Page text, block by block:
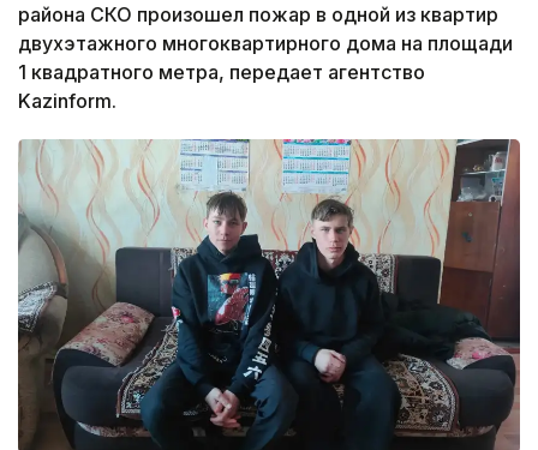
района СКО произошел пожар в одной из квартир
двухэтажного многоквартирного дома на площади
1 квадратного метра, передает агентство
Kazinform.